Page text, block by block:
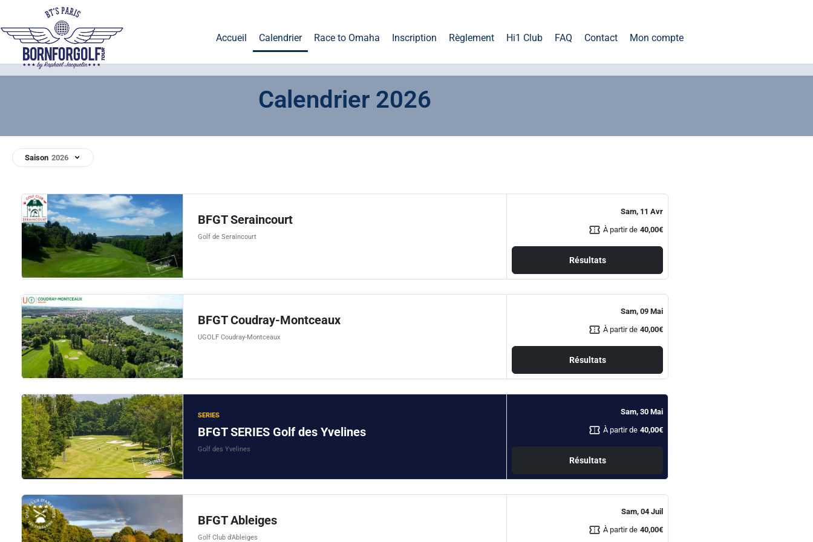
Accueil Calendrier Race to Omaha Inscription Règlement Hi1 Club FAQ Contact Mon compte
Calendrier 2026
Saison
BFGT Seraincourt
Golf de Seraincourt
Sam, 11 Avr
confirmation_number À partir de 40,00€
Résultats
BFGT Coudray-Montceaux
UGOLF Coudray-Montceaux
Sam, 09 Mai
confirmation_number À partir de 40,00€
Résultats
SERIES
BFGT SERIES Golf des Yvelines
Golf des Yvelines
Sam, 30 Mai
confirmation_number À partir de 40,00€
Résultats
BFGT Ableiges
Golf Club d'Ableiges
Sam, 04 Juil
confirmation_number À partir de 40,00€